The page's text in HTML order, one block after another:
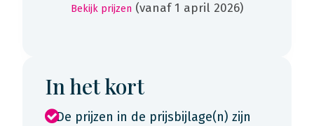
Bekijk prijzen (vanaf 1 april 2026)
In het kort
De prijzen in de prijsbijlage(n) zijn